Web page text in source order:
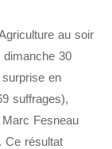
au soir
30
en
suffrages),
Fesneau
Ce résultat